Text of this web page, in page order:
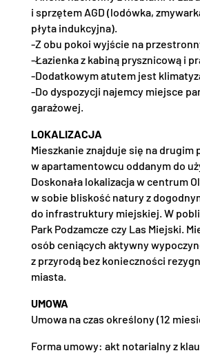
i sprzętem AGD (lodówka,
płyta indukcyjna).
-Z obu pokoi wyjście na
-Łazienka z kabiną prysznicową i
-Dodatkowym atutem jest
-Do dyspozycji najemcy miejsce
garażowej.
LOKALIZACJA
Mieszkanie znajduje się na drugim
w apartamentowcu oddanym do
Doskonała lokalizacja w centrum
w sobie bliskość natury z
do infrastruktury miejskiej. W
Park Podzamcze czy Las Miejski.
osób ceniących aktywny
z przyrodą bez konieczności
miasta.
UMOWA
Umowa na czas określony (12
Forma umowy: akt notarialny z